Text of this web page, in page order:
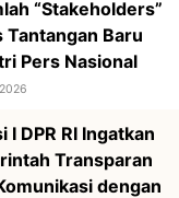
“Stakeholders”
Tantangan Baru
Pers Nasional
I DPR RI Ingatkan
Transparan
dengan